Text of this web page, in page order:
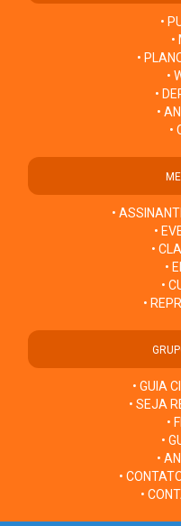
•
•
•
•
•
•
•
•
•
•
•
•
•
• GUIA
• SEJA
•
•
•
•
•